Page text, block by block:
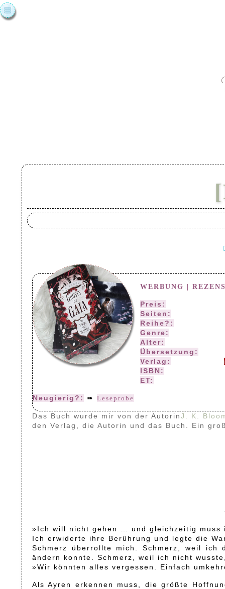
WERBUNG |
Preis:
Seiten:
Reihe?:
Genre:
Alter:
Übersetzung:
Verlag:
ISBN:
ET:
Neugierig?: ➠ Leseprobe
Das Buch wurde mir von der AutorinJ. K.
den Verlag, die Autorin und das Buch. Ein
»Ich will nicht gehen … und gleichzeitig muss
Ich erwiderte ihre Berührung und legte die
Schmerz überrollte mich. Schmerz, weil
ändern konnte. Schmerz, weil ich nicht
»Wir könnten alles vergessen. Einfach
Als Ayren erkennen muss, die größte